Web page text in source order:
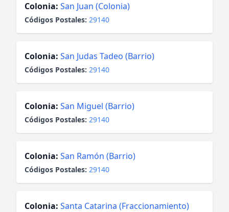
Colonia: San Juan (Colonia)
Códigos Postales: 29140
Colonia: San Judas Tadeo (Barrio)
Códigos Postales: 29140
Colonia: San Miguel (Barrio)
Códigos Postales: 29140
Colonia: San Ramón (Barrio)
Códigos Postales: 29140
Colonia: Santa Catarina (Fraccionamiento)